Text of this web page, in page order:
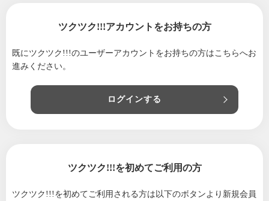
ツクツク!!!アカウントをお持ちの方
既にツクツク!!!のユーザーアカウントをお持ちの方はこちらへお
進みください。
ログインする
ツクツク!!!を初めてご利用の方
ツクツク!!!を初めてご利用される方は 以下のボタンより新規会員